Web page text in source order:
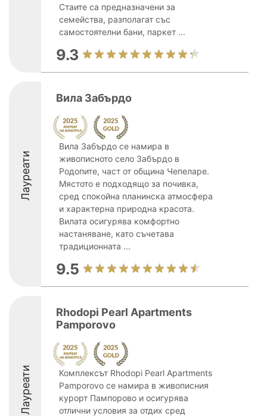
Стаите са предназначени за
семейства, разполагат със
самостоятелни бани, паркет ...
9.3
Лауреати
Вила Забърдо
Вила Забърдо се намира в
живописното село Забърдо в
Родопите, част от община Чепеларе.
Мястото е подходящо за почивка,
сред спокойна планинска атмосфера
и характерна природна красота.
Вилата осигурява комфортно
настаняване, като съчетава
традиционната ...
9.5
Лауреати
Rhodopi Pearl Apartments
Pamporovo
Комплексът Rhodopi Pearl Apartments
Pamporovo се намира в живописния
курорт Пампорово и осигурява
отлични условия за отдих сред